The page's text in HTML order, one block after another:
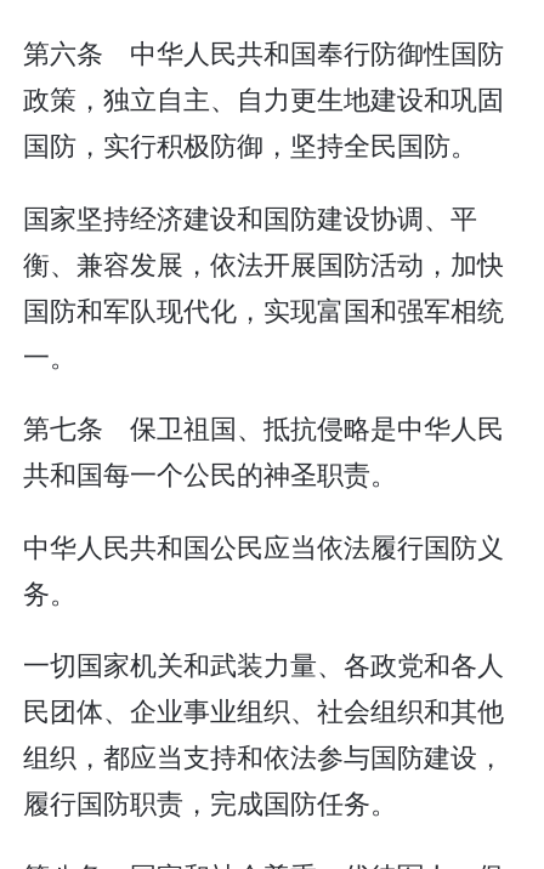
第六条 中华人民共和国奉行防御性国防
政策，独立自主、自力更生地建设和巩固
国防，实行积极防御，坚持全民国防。
国家坚持经济建设和国防建设协调、平
衡、兼容发展，依法开展国防活动，加快
国防和军队现代化，实现富国和强军相统
一。
第七条 保卫祖国、抵抗侵略是中华人民
共和国每一个公民的神圣职责。
中华人民共和国公民应当依法履行国防义
务。
一切国家机关和武装力量、各政党和各人
民团体、企业事业组织、社会组织和其他
组织，都应当支持和依法参与国防建设，
履行国防职责，完成国防任务。